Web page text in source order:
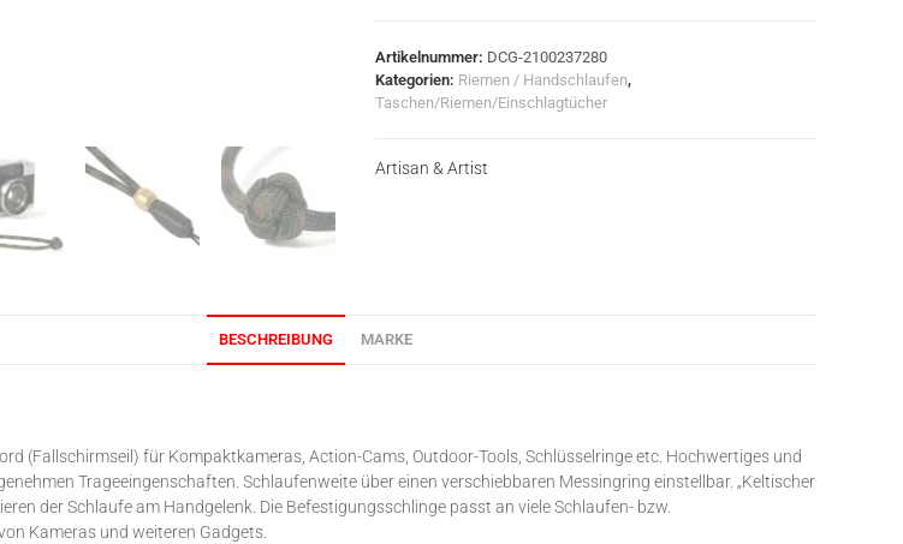
Artikelnummer: DCG-2100237280
Kategorien: Riemen / Handschlaufen,
Taschen/Riemen/Einschlagtücher
Artisan & Artist
BESCHREIBUNG MARKE
(Fallschirmseil) für Kompaktkameras, Action-Cams, Outdoor-Tools, Schlüsselringe etc. Hochwertiges und
Trageeingenschaften. Schlaufenweite über einen verschiebbaren Messingring einstellbar. „Keltischer
der Schlaufe am Handgelenk. Die Befestigungsschlinge passt an viele Schlaufen- bzw.
Kameras und weiteren Gadgets.